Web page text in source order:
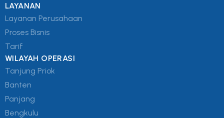
LAYANAN
Layanan Perusahaan
Proses Bisnis
Tarif
WILAYAH OPERASI
Tanjung Priok
Banten
Panjang
Bengkulu